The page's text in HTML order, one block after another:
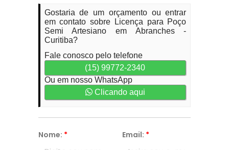
Gostaria de um orçamento ou entrar
em contato sobre Licença para Poço
Semi Artesiano em Abranches -
Curitiba?
Fale conosco pelo telefone
(15) 99772-2340
Ou em nosso WhatsApp
Clicando aqui
Nome: * Email: *